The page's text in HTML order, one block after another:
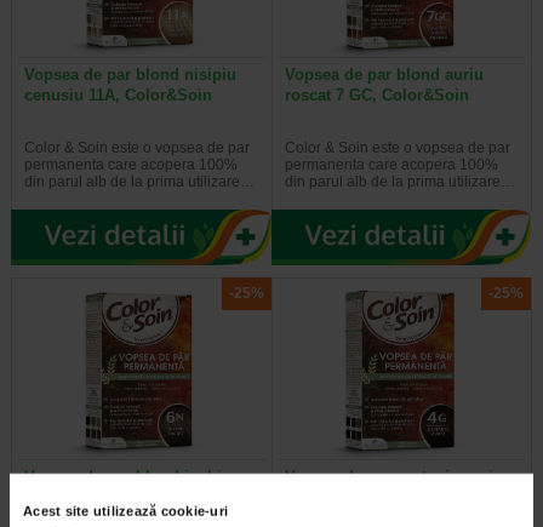
Acest site utilizează cookie-uri
Vopsea de par blond nisipiu
cenusiu 11A, Color&Soin
Color & Soin este o vopsea de par
permanenta care acopera 100%
din parul alb de la prima utilizare…
Vopsea de par blond auriu
roscat 7 GC, Color&Soin
Color & Soin este o vopsea de par
permanenta care acopera 100%
din parul alb de la prima utilizare…
-25%
Vopsea de par blond inchis
-25%
Vopsea de par castaniu auriu